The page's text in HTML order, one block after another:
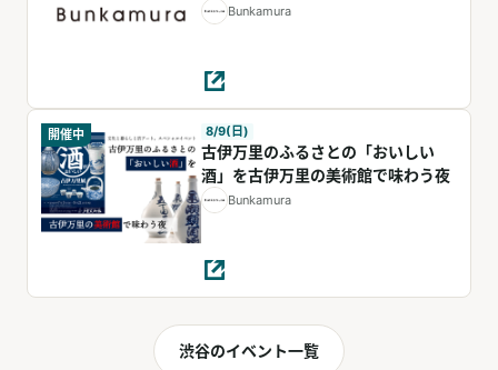
Bunkamura
開催中 8/9(日)
古伊万里のふるさとの「おいしい
酒」を古伊万里の美術館で味わう夜
Bunkamura
渋谷のイベント一覧